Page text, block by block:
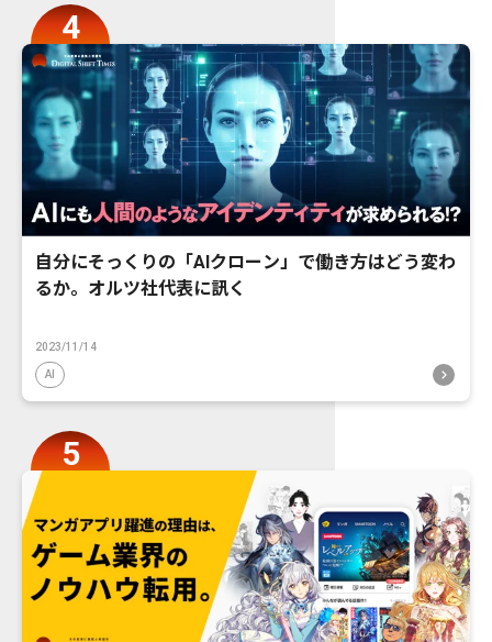
自分にそっくりの「AIクローン」で働き方はどう変わ
るか。オルツ社代表に訊く
2023/11/14
AI